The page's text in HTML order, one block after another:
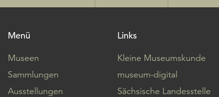
Menü
Museen
Sammlungen
Ausstellungen
Links
Kleine Museumskunde
museum-digital
Sächsische Landesstelle